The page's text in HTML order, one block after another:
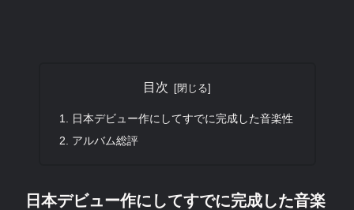
目次
日本デビュー作にしてすでに完成した音楽性
アルバム総評
日本デビュー作にしてすでに完成した音楽